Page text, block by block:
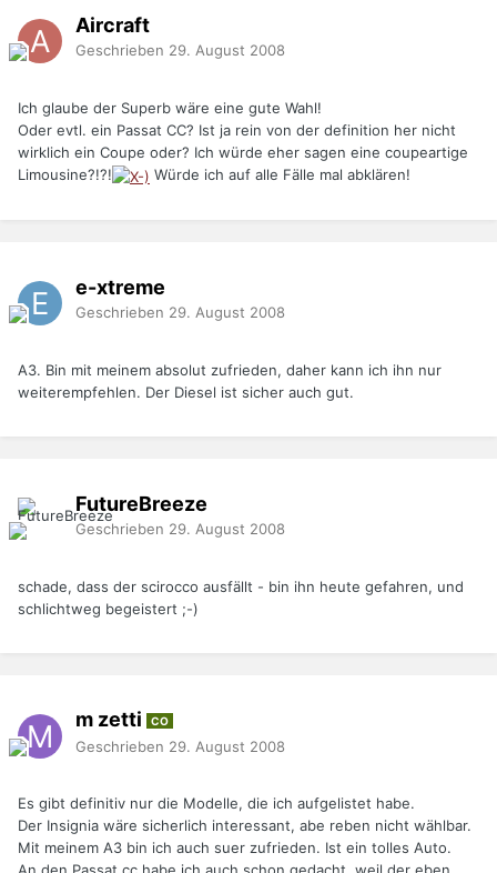
Aircraft
Geschrieben 29. August 2008
Ich glaube der Superb wäre eine gute Wahl!
Oder evtl. ein Passat CC? Ist ja rein von der definition her nicht
wirklich ein Coupe oder? Ich würde eher sagen eine coupeartige
Limousine?!?!
Würde ich auf alle Fälle mal abklären!
e-xtreme
Geschrieben 29. August 2008
A3. Bin mit meinem absolut zufrieden, daher kann ich ihn nur
weiterempfehlen. Der Diesel ist sicher auch gut.
FutureBreeze
Geschrieben 29. August 2008
schade, dass der scirocco ausfällt - bin ihn heute gefahren, und
schlichtweg begeistert ;-)
m zetti CO
Geschrieben 29. August 2008
Es gibt definitiv nur die Modelle, die ich aufgelistet habe.
Der Insignia wäre sicherlich interessant, abe reben nicht wählbar.
Mit meinem A3 bin ich auch suer zufrieden. Ist ein tolles Auto.